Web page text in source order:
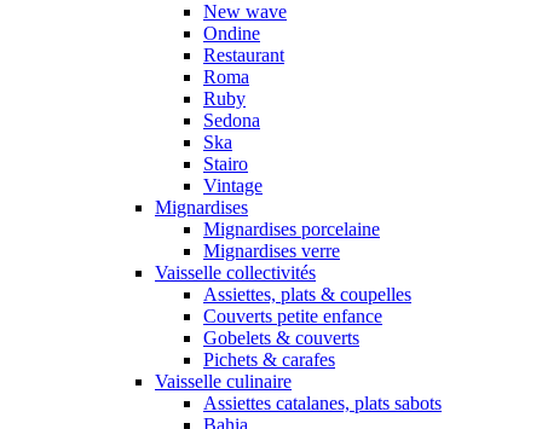
New wave
Ondine
Restaurant
Roma
Ruby
Sedona
Ska
Stairo
Vintage
Mignardises
Mignardises porcelaine
Mignardises verre
Vaisselle collectivités
Assiettes, plats & coupelles
Couverts petite enfance
Gobelets & couverts
Pichets & carafes
Vaisselle culinaire
Assiettes catalanes, plats sabots
Bahia